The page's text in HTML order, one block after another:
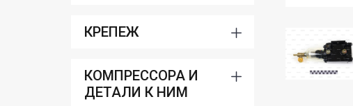
КРЕПЕЖ
КОМПРЕССОРА И
ДЕТАЛИ К НИМ